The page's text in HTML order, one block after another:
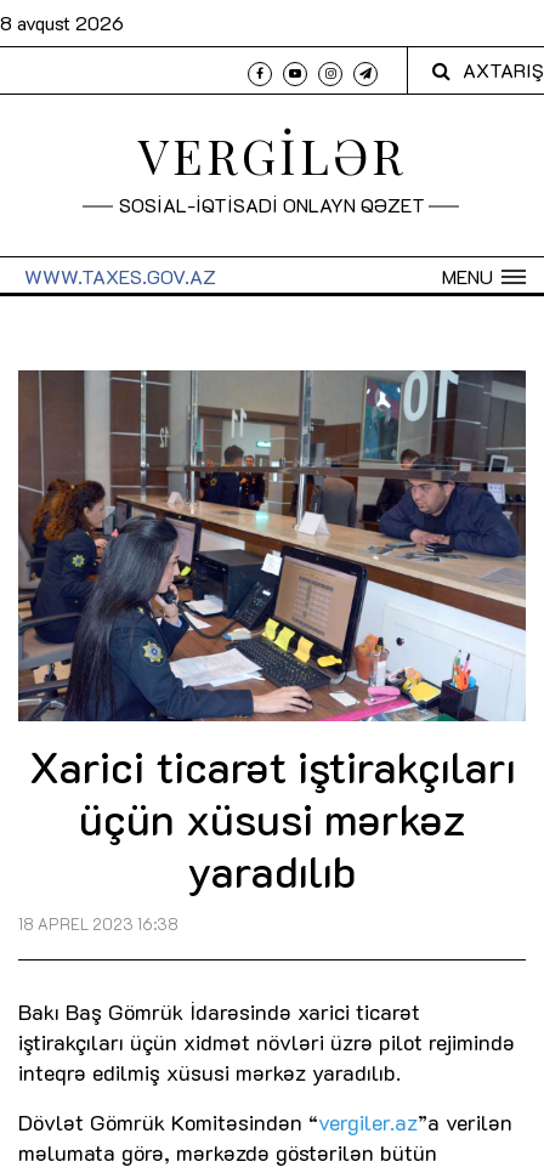
8 avqust 2026
AXTARIŞ
VERGİLƏR
SOSİAL-İQTİSADİ ONLAYN QƏZET
MENU
WWW.TAXES.GOV.AZ
Xarici ticarət iştirakçıları
üçün xüsusi mərkəz
yaradılıb
18 APREL 2023 16:38
Bakı Baş Gömrük İdarəsində xarici ticarət
iştirakçıları üçün xidmət növləri üzrə pilot rejimində
inteqrə edilmiş xüsusi mərkəz yaradılıb.
Dövlət Gömrük Komitəsindən “vergiler.az”a verilən
məlumata görə, mərkəzdə göstərilən bütün